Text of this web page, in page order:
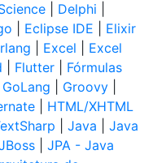
Delphi
Eclipse IDE
Elixir
Excel
Excel
Flutter
Fórmulas
GoLang Groovy
HTML/XHTML
Java
Java
JPA - Java